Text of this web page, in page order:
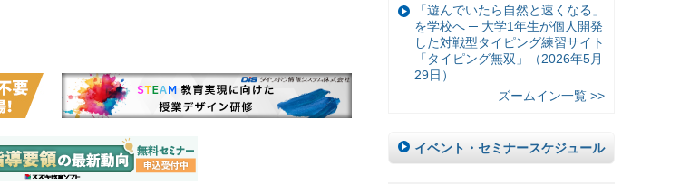
「遊んでいたら自然と速くなる」
を学校へ ─ 大学1年生が個人開発
した対戦型タイピング練習サイト
「タイピング無双」（2026年5月
29日）
ズームイン一覧 >>
イベント・セミナースケジュール